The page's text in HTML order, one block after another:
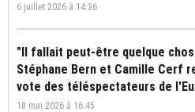
6 juillet 2026 à 14:36
"Il fallait peut-être quelque
Stéphane Bern et Camille Cerf
vote des téléspectateurs de
18 mai 2026 à 16:45